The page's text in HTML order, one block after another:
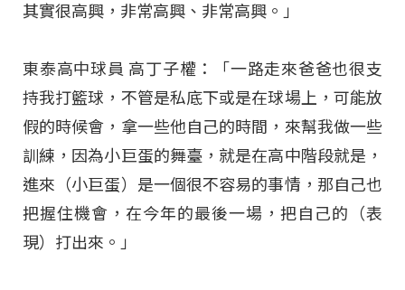
其實很高興，非常高興、非常高興。」
東泰高中球員 高丁子權：「一路走來爸爸也很支
持我打籃球，不管是私底下或是在球場上，可能放
假的時候會，拿一些他自己的時間，來幫我做一些
訓練，因為小巨蛋的舞臺，就是在高中階段就是，
進來（小巨蛋）是一個很不容易的事情，那自己也
把握住機會，在今年的最後一場，把自己的（表
現）打出來。」